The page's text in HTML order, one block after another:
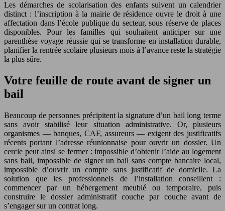
Les démarches de scolarisation des enfants suivent un calendrier
distinct : l’inscription à la mairie de résidence ouvre le droit à une
affectation dans l’école publique du secteur, sous réserve de places
disponibles. Pour les familles qui souhaitent anticiper sur une
parenthèse voyage réussie qui se transforme en installation durable,
planifier la rentrée scolaire plusieurs mois à l’avance reste la stratégie
la plus sûre.
Votre feuille de route avant de signer un
bail
Beaucoup de personnes précipitent la signature d’un bail long terme
sans avoir stabilisé leur situation administrative. Or, plusieurs
organismes — banques, CAF, assureurs — exigent des justificatifs
récents portant l’adresse réunionnaise pour ouvrir un dossier. Un
cercle peut ainsi se fermer : impossible d’obtenir l’aide au logement
sans bail, impossible de signer un bail sans compte bancaire local,
impossible d’ouvrir un compte sans justificatif de domicile. La
solution que les professionnels de l’installation conseillent :
commencer par un hébergement meublé ou temporaire, puis
construire le dossier administratif couche par couche avant de
s’engager sur un contrat long.